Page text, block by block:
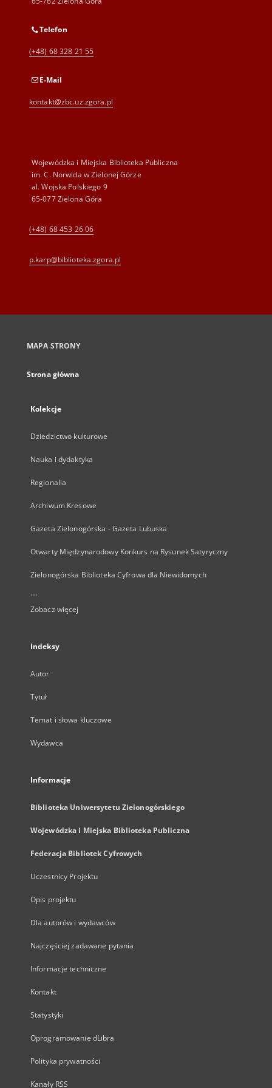
Telefon
(+48) 68 328 21 55
E-Mail
kontakt@zbc.uz.zgora.pl
Wojewódzka i Miejska Biblioteka Publiczna
im. C. Norwida w Zielonej Górze
al. Wojska Polskiego 9
65-077 Zielona Góra
(+48) 68 453 26 06
p.karp@biblioteka.zgora.pl
MAPA STRONY
Strona główna
Kolekcje
Dziedzictwo kulturowe
Nauka i dydaktyka
Regionalia
Archiwum Kresowe
Gazeta Zielonogórska - Gazeta Lubuska
Otwarty Międzynarodowy Konkurs na Rysunek Satyryczny
Zielonogórska Biblioteka Cyfrowa dla Niewidomych
...
Zobacz więcej
Indeksy
Autor
Tytuł
Temat i słowa kluczowe
Wydawca
Informacje
Biblioteka Uniwersytetu Zielonogórskiego
Wojewódzka i Miejska Biblioteka Publiczna
Federacja Bibliotek Cyfrowych
Uczestnicy Projektu
Opis projektu
Dla autorów i wydawców
Najczęściej zadawane pytania
Informacje techniczne
Kontakt
Statystyki
Oprogramowanie dLibra
Polityka prywatności
Kanały RSS